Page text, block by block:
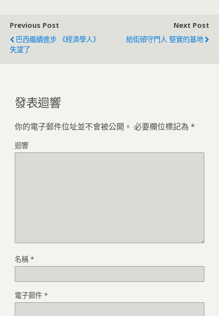
Previous Post
巴西繼續進步 《經濟學人》
失望了
Next Post
給街頭守門人 堅實的基地
發表迴響
你的電子郵件位址並不會被公開。 必要欄位標記為 *
迴響
名稱 *
電子郵件 *